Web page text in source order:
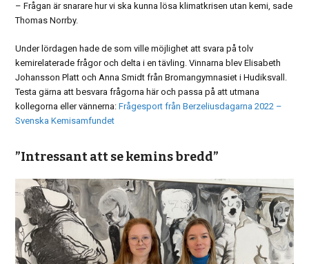
– Frågan är snarare hur vi ska kunna lösa klimatkrisen utan kemi, sade
Thomas Norrby.
Under lördagen hade de som ville möjlighet att svara på tolv
kemirelaterade frågor och delta i en tävling. Vinnarna blev Elisabeth
Johansson Platt och Anna Smidt från Bromangymnasiet i Hudiksvall.
Testa gärna att besvara frågorna här och passa på att utmana
kollegorna eller vännerna:Frågesport från Berzeliusdagarna 2022 –
Svenska Kemisamfundet
”Intressant att se kemins bredd”